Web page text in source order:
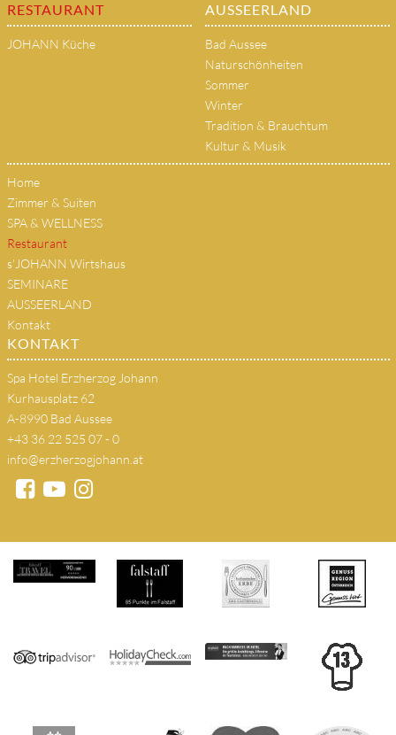
RESTAURANT
JOHANN Küche
AUSSEERLAND
Bad Aussee
Naturschönheiten
Sommer
Winter
Tradition & Brauchtum
Kultur & Musik
Home
Zimmer & Suiten
SPA & WELLNESS
Restaurant
s'JOHANN Wirtshaus
SEMINARE
AUSSEERLAND
Kontakt
KONTAKT
Spa Hotel Erzherzog Johann
Kurhausplatz 62
A-8990 Bad Aussee
+43 36 22 525 07 - 0
info@erzherzogjohann.at